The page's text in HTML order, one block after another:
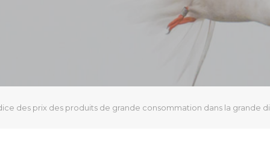
des prix des produits de grande consommation dans la grande